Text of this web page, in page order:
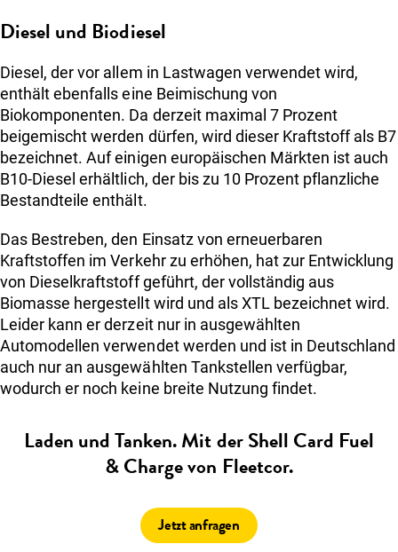
Diesel und Biodiesel
Diesel, der vor allem in Lastwagen verwendet wird,
enthält ebenfalls eine Beimischung von
Biokomponenten. Da derzeit maximal 7 Prozent
beigemischt werden dürfen, wird dieser Kraftstoff als B7
bezeichnet. Auf einigen europäischen Märkten ist auch
B10-Diesel erhältlich, der bis zu 10 Prozent pflanzliche
Bestandteile enthält.
Das Bestreben, den Einsatz von erneuerbaren
Kraftstoffen im Verkehr zu erhöhen, hat zur Entwicklung
von Dieselkraftstoff geführt, der vollständig aus
Biomasse hergestellt wird und als XTL bezeichnet wird.
Leider kann er derzeit nur in ausgewählten
Automodellen verwendet werden und ist in Deutschland
auch nur an ausgewählten Tankstellen verfügbar,
wodurch er noch keine breite Nutzung findet.
Laden und Tanken. Mit der Shell Card Fuel
& Charge von Fleetcor.
Jetzt anfragen